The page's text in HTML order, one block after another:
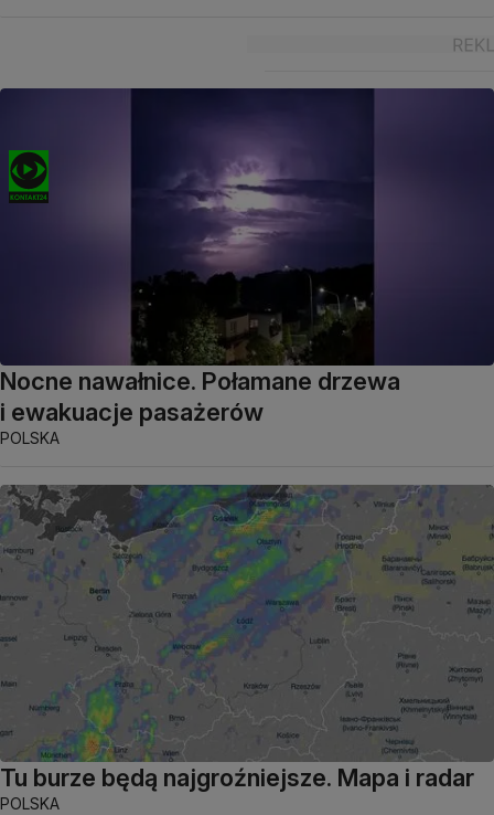
Nocne nawałnice. Połamane drzewa
i ewakuacje pasażerów
POLSKA
Tu burze będą najgroźniejsze. Mapa i radar
POLSKA